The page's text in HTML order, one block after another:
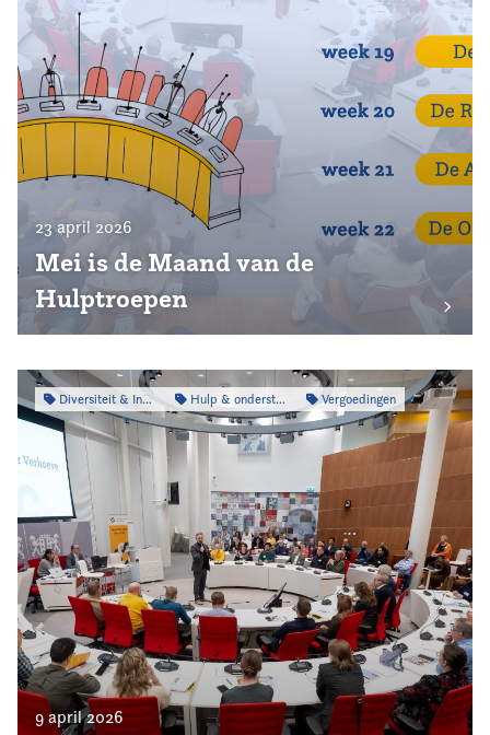
23 april 2026
Mei is de Maand van de
Hulptroepen
Diversiteit & Inclusiviteit Hulp & ondersteuning Vergoedingen
9 april 2026